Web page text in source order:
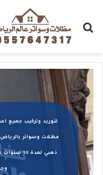
0557647317
تعتبر عالم
تركيب
لتوريد وتركيب جميع
مظلات وسواتر
ذهبي لمدة